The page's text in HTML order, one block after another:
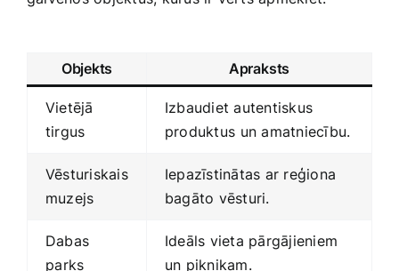
Objekts Apraksts
Vietējā
tirgus
Izbaudiet autentiskus
produktus⁣ un amatniecību.
Vēsturiskais
muzejs
Iepazīstinātas ar reģiona
bagāto ​vēsturi.
Dabas
⁤parks
Ideāls vieta ‍pārgājieniem
un piknikam.